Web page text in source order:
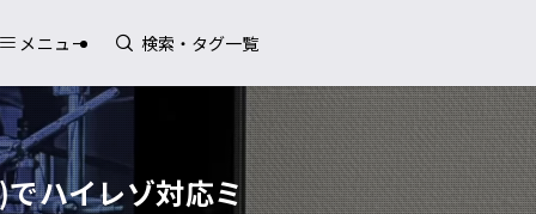
メニュー
ハイレゾ対応ミ